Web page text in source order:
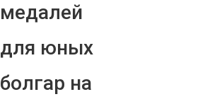
медалей
для юных
болгар на